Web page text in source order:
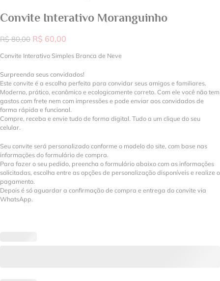
Convite Interativo Moranguinho
R$80,00 R$ 60,00
Convite Interativo Simples Branca de Neve
Surpreenda seus convidados!
Este convite é a escolha perfeita para convidar seus amigos e familiares.
Moderno, prático, econômico e ecologicamente correto. Com ele você não tem
gastos com frete nem com impressões e pode enviar aos convidados de
forma rápida e funcional.
Compre, receba e envie tudo de forma digital. Tudo a um clique do seu
celular.
Seu convite será personalizado conforme o modelo do site, com base nas
informações do formulário de compra.
Para fazer o seu pedido, preencha o formulário abaixo com as informações
solicitadas, escolha entre as opções de personalização disponíveis e realize o
pagamento.
Depois é só aguardar a confirmação de compra e entrega do convite via
WhatsApp.